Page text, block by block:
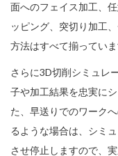
面へのフェイス加工、
ッピング、突切り加工
方法はすべて揃っていま
さらに3D切削シミュレ
子や加工結果を忠実に
た、早送りでのワーク
るような場合は、シミ
させ停止しますので、